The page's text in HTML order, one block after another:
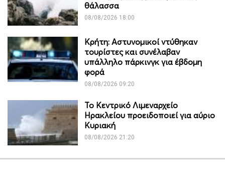
θάλασσα
08/08/2026 18:00
Κρήτη: Αστυνομικοί ντύθηκαν
τουρίστες και συνέλαβαν
υπάλληλο πάρκινγκ για έβδομη
φορά
08/08/2026 09:20
Το Κεντρικό Λιμεναρχείο
Ηρακλείου προειδοποιεί για αύριο
Κυριακή
08/08/2026 21:20